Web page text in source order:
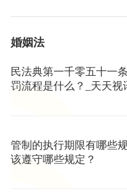
婚姻法
民法典第一千零五十一
罚流程是什么？_天天视
管制的执行期限有哪些
该遵守哪些规定？